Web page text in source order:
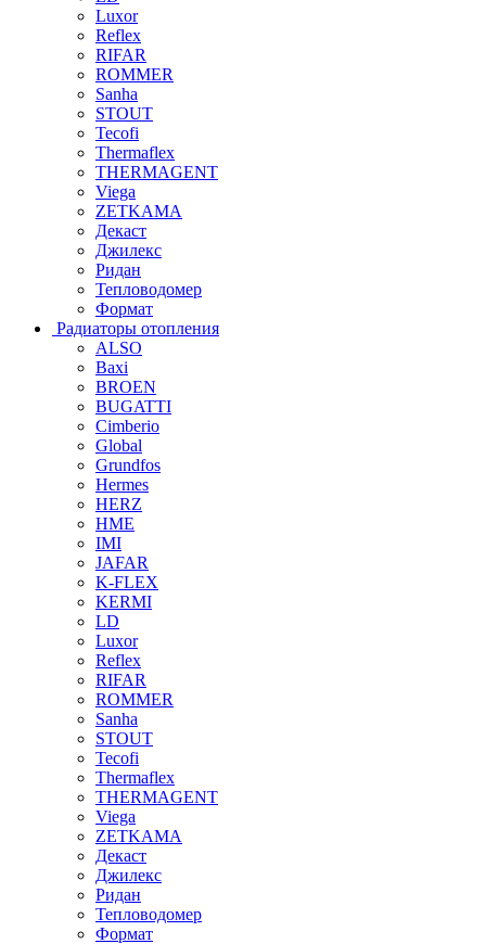
Luxor
Reflex
RIFAR
ROMMER
Sanha
STOUT
Tecofi
Thermaflex
THERMAGENT
Viega
ZETKAMA
Декаст
Джилекс
Ридан
Тепловодомер
Формат
Радиаторы отопления
ALSO
Baxi
BROEN
BUGATTI
Cimberio
Global
Grundfos
Hermes
HERZ
HME
IMI
JAFAR
K-FLEX
KERMI
LD
Luxor
Reflex
RIFAR
ROMMER
Sanha
STOUT
Tecofi
Thermaflex
THERMAGENT
Viega
ZETKAMA
Декаст
Джилекс
Ридан
Тепловодомер
Формат